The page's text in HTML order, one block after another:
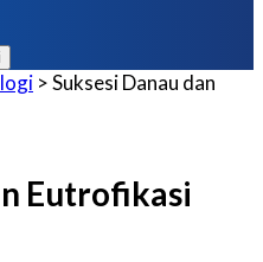
>Suksesi Danau dan
Eutrofikasi